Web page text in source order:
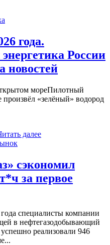
года.
России
новостей
мореПилотный
«зелёный» водород
далее
сэкономил
за первое
специалисты компании
в нефтегазодобывающий
реализовали 946